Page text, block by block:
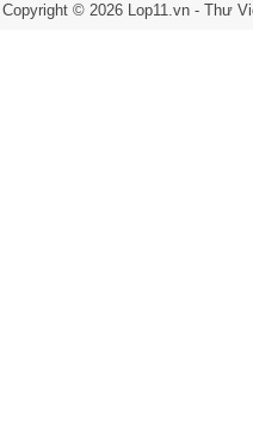
Copyright © 2026 Lop11.vn -Thư